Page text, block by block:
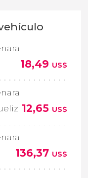
18,49 US$
12,65 US$
136,37 US$